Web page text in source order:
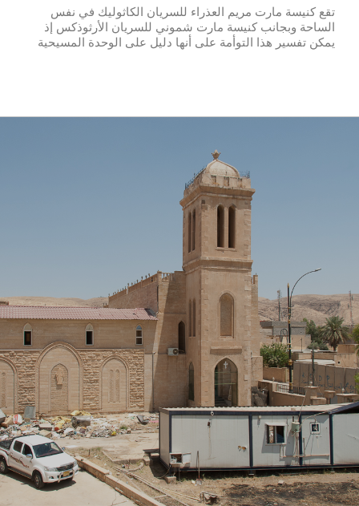
تقع كنيسة مارت مريم العذراء للسريان الكاثوليك في نفس
الساحة وبجانب كنيسة مارت شموني للسريان الأرثوذكس إذ
يمكن تفسير هذا التوأمة على أنها دليل على الوحدة المسيحية